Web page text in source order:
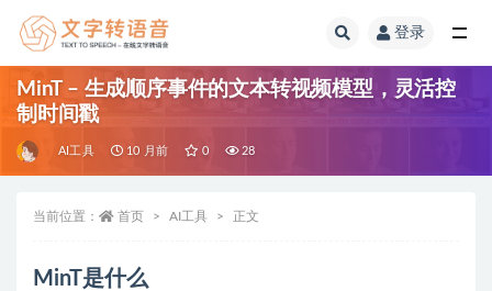
登录
MinT – 生成顺序事件的文本转视频模型，灵活控
制时间戳
AI工具 10 月前 0 28
当前位置： 首页 AI工具 正文
MinT是什么